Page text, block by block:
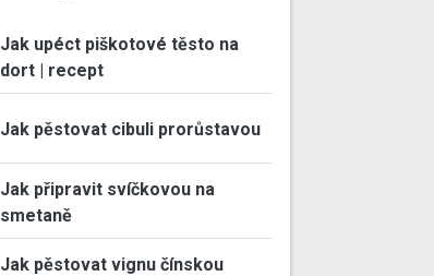
Jak upéct piškotové těsto na
dort | recept
Jak pěstovat cibuli prorůstavou
Jak připravit svíčkovou na
smetaně
Jak pěstovat vignu čínskou